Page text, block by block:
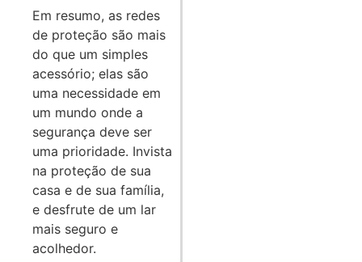
Em resumo, as redes
de proteção são mais
do que um simples
acessório; elas são
uma necessidade em
um mundo onde a
segurança deve ser
uma prioridade. Invista
na proteção de sua
casa e de sua família,
e desfrute de um lar
mais seguro e
acolhedor.